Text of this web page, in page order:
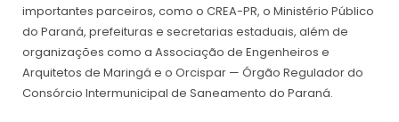
importantes parceiros, como o CREA-PR, o Ministério Público
do Paraná, prefeituras e secretarias estaduais, além de
organizações como a Associação de Engenheiros e
Arquitetos de Maringá e o Orcispar — Órgão Regulador do
Consórcio Intermunicipal de Saneamento do Paraná.